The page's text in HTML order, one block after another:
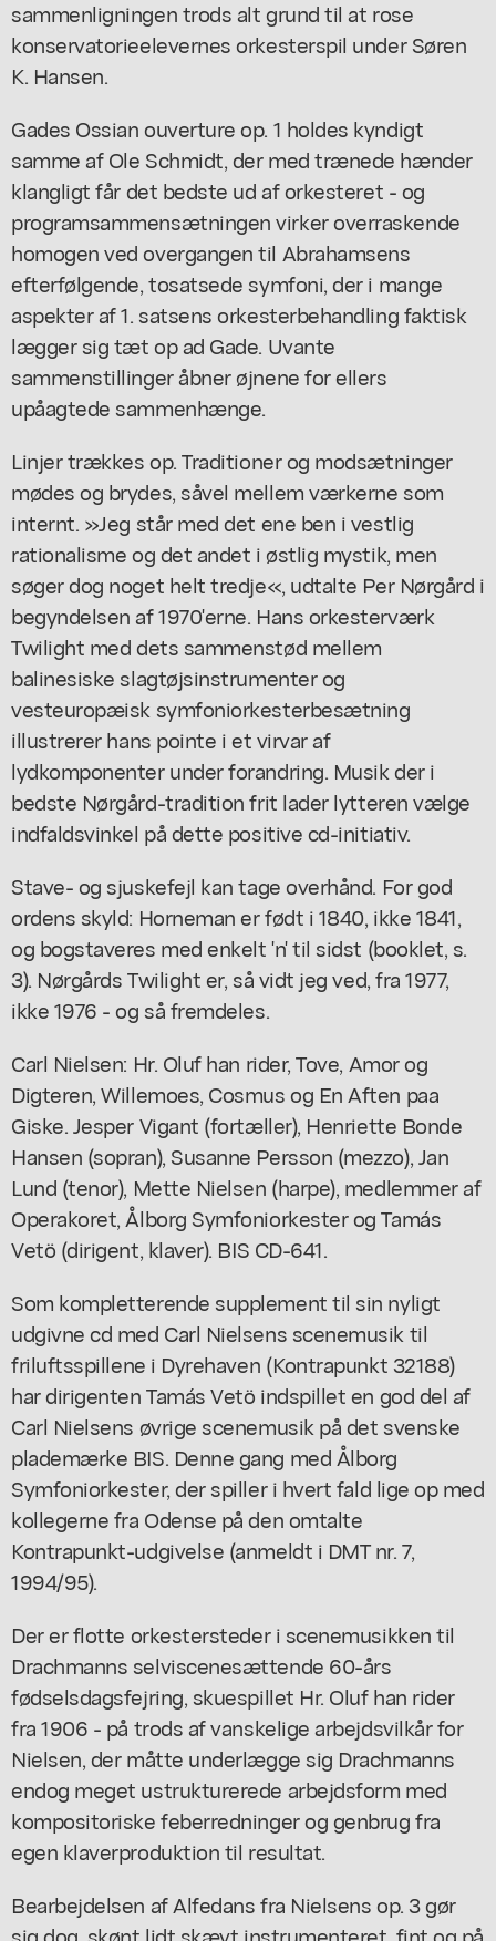
sammenligningen trods alt grund til at rose
konservatorieelevernes orkesterspil under Søren
K. Hansen.
Gades Ossian ouverture op. 1 holdes kyndigt
samme af Ole Schmidt, der med trænede hænder
klangligt får det bedste ud af orkesteret - og
programsammensætningen virker overraskende
homogen ved overgangen til Abrahamsens
efterfølgende, tosatsede symfoni, der i mange
aspekter af 1. satsens orkesterbehandling faktisk
lægger sig tæt op ad Gade. Uvante
sammenstillinger åbner øjnene for ellers
upåagtede sammenhænge.
Linjer trækkes op. Traditioner og modsætninger
mødes og brydes, såvel mellem værkerne som
internt. »Jeg står med det ene ben i vestlig
rationalisme og det andet i østlig mystik, men
søger dog noget helt tredje«, udtalte Per Nørgård i
begyndelsen af 1970'erne. Hans orkesterværk
Twilight med dets sammenstød mellem
balinesiske slagtøjsinstrumenter og
vesteuropæisk symfoniorkesterbesætning
illustrerer hans pointe i et virvar af
lydkomponenter under forandring. Musik der i
bedste Nørgård-tradition frit lader lytteren vælge
indfaldsvinkel på dette positive cd-initiativ.
Stave- og sjuskefejl kan tage overhånd. For god
ordens skyld: Horneman er født i 1840, ikke 1841,
og bogstaveres med enkelt 'n' til sidst (booklet, s.
3). Nørgårds Twilight er, så vidt jeg ved, fra 1977,
ikke 1976 - og så fremdeles.
Carl Nielsen: Hr. Oluf han rider, Tove, Amor og
Digteren, Willemoes, Cosmus og En Aften paa
Giske. Jesper Vigant (fortæller), Henriette Bonde
Hansen (sopran), Susanne Persson (mezzo), Jan
Lund (tenor), Mette Nielsen (harpe), medlemmer af
Operakoret, Ålborg Symfoniorkester og Tamás
Vetö (dirigent, klaver). BIS CD-641.
Som kompletterende supplement til sin nyligt
udgivne cd med Carl Nielsens scenemusik til
friluftsspillene i Dyrehaven (Kontrapunkt 32188)
har dirigenten Tamás Vetö indspillet en god del af
Carl Nielsens øvrige scenemusik på det svenske
plademærke BIS. Denne gang med Ålborg
Symfoniorkester, der spiller i hvert fald lige op med
kollegerne fra Odense på den omtalte
Kontrapunkt-udgivelse (anmeldt i DMT nr. 7,
1994/95).
Der er flotte orkestersteder i scenemusikken til
Drachmanns selviscenesættende 60-års
fødselsdagsfejring, skuespillet Hr. Oluf han rider
fra 1906 - på trods af vanskelige arbejdsvilkår for
Nielsen, der måtte underlægge sig Drachmanns
endog meget ustrukturerede arbejdsform med
kompositoriske feberredninger og genbrug fra
egen klaverproduktion til resultat.
Bearbejdelsen af Alfedans fra Nielsens op. 3 gør
sig dog, skønt lidt skævt instrumenteret, fint og på